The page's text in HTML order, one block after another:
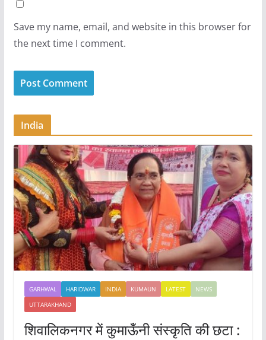
Save my name, email, and website in this browser for
the next time I comment.
India
GARHWAL HARIDWAR INDIA KUMAUN LATEST
NEWS
UTTARAKHAND
शिवालिकनगर में कुमाऊँनी संस्कृति की छटा :